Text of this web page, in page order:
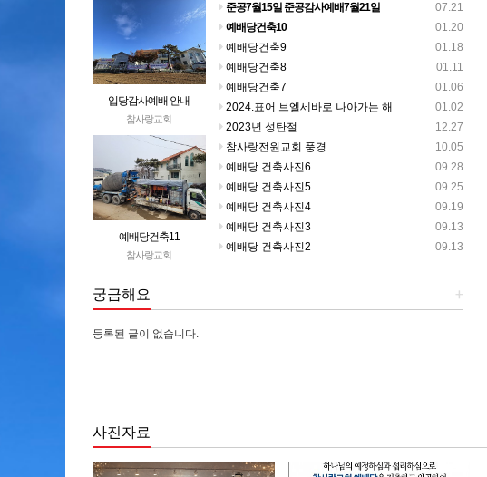
입당감사예배 안내
참사랑교회
예배당건축11
참사랑교회
07.21
준공7월15일 준공감사예배7월21일
01.20
예배당건축10
01.18
예배당건축9
01.11
예배당건축8
01.06
예배당건축7
01.02
2024.표어 브엘세바로 나아가는 해
12.27
2023년 성탄절
10.05
참사랑전원교회 풍경
09.28
예배당 건축사진6
09.25
예배당 건축사진5
09.19
예배당 건축사진4
09.13
예배당 건축사진3
09.13
예배당 건축사진2
+
궁금해요
등록된 글이 없습니다.
사진자료